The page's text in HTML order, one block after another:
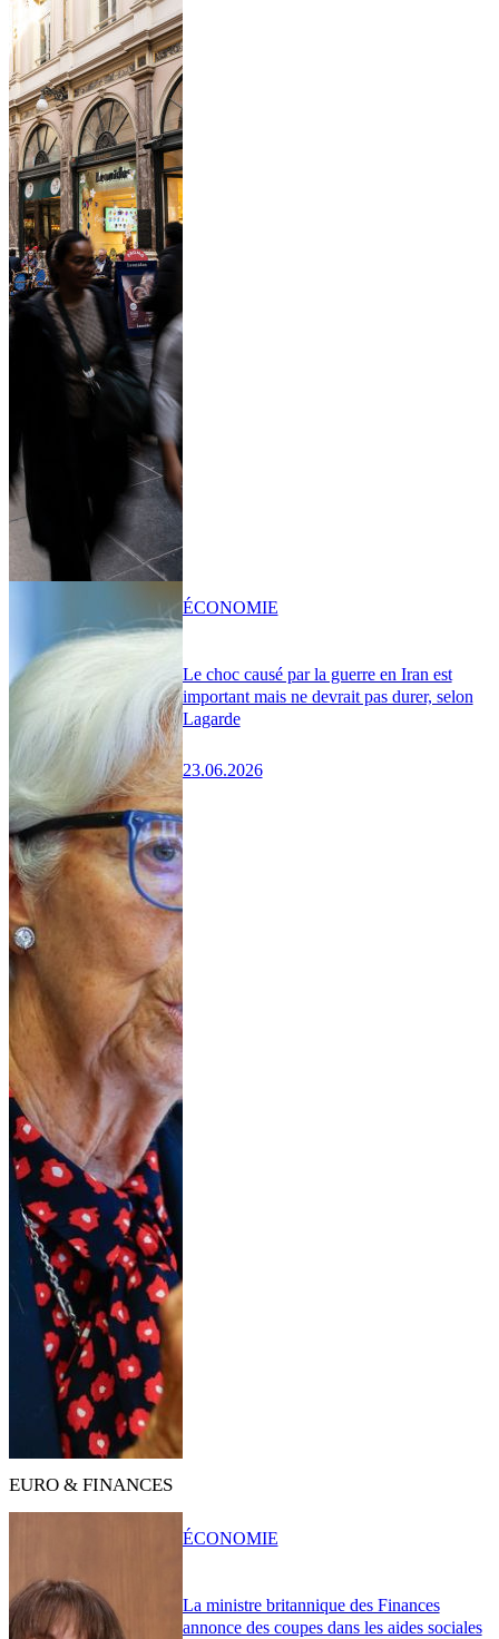
Le choc causé par la guerre en Iran est
important mais ne devrait pas durer, selon
Lagarde
23.06.2026
ÉCONOMIE
EURO & FINANCES
La ministre britannique des Finances
annonce des coupes dans les aides sociales
ÉCONOMIE